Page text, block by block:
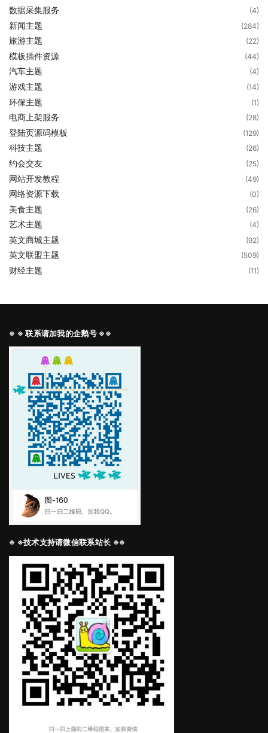
数据采集服务 (4)
新闻主题 (284)
旅游主题 (22)
模板插件资源 (44)
汽车主题 (4)
游戏主题 (14)
环保主题 (1)
电商上架服务 (28)
登陆页源码模板 (129)
科技主题 (26)
约会交友 (25)
网站开发教程 (49)
网络资源下载 (0)
美食主题 (26)
艺术主题 (4)
英文商城主题 (92)
英文联盟主题 (509)
财经主题 (11)
※ ※ 联系请加我的企鹅号 ※※
※ ※技术支持请微信联系站长 ※※